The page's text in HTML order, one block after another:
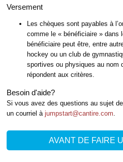
Versement
Les chèques sont payables à
comme le « bénéficiaire » dans
bénéficiaire peut être, entre
hockey ou un club de
sportives ou physiques au nom
répondent aux critères.
Besoin d'aide?
Si vous avez des questions au sujet
un courriel àjumpstart@cantire.com.
AVANT DE FAIRE